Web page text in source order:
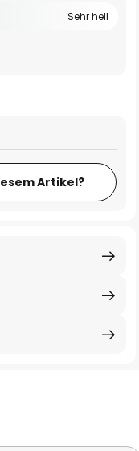
Sehr hell
Artikel?